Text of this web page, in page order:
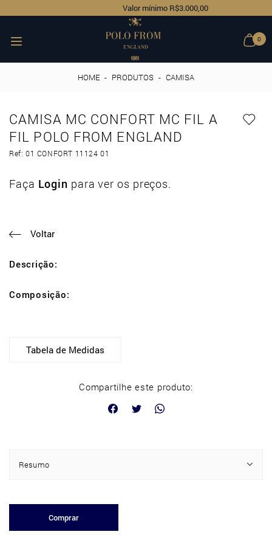
Valor mínimo R$3.000,00
0
HOME - PRODUTOS - CAMISA
CAMISA MC CONFORT MC FIL A
FIL POLO FROM ENGLAND
Ref: 01 CONFORT 11124 01
Faça Login para ver os preços.
Voltar
Descrição:
Composição:
Tabela de Medidas
Compartilhe este produto:
Resumo
Comprar